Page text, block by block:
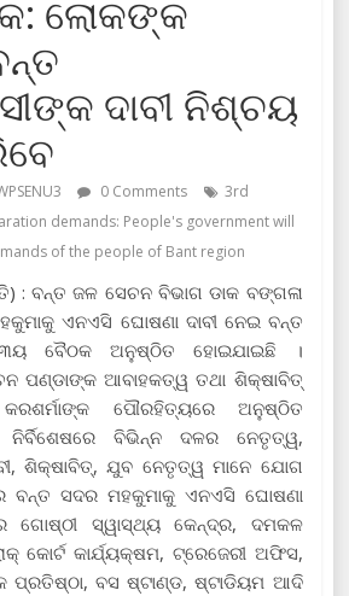
ଲୋକଙ୍କ
ଦାବୀ ନିଶ୍ଚୟ
0 Comments
3rd
demands: People's government will
of the people of Bant region
: ବନ୍ତ ଜଳ ସେଚନ ବିଭାଗ ଡାକ ବଙ୍ଗଳା
ଏନଏସି ଘୋଷଣା ଦାବୀ ନେଇ ବନ୍ତ
ବୈଠକ ଅନୁଷ୍ଠିତ ହୋଇଯାଇଛି ।
ପଣ୍ଡାଙ୍କ ଆବାହକତ୍ୱ ତଥା ଶିକ୍ଷାବିତ୍
ପୌରହିତ୍ୟରେ ଅନୁଷ୍ଠିତ
ବିଭିନ୍ନ ଦଳର ନେତୃତ୍ୱ,
ଶିକ୍ଷାବିତ୍‌, ଯୁବ ନେତୃତ୍ୱ ମାନେ ଯୋଗ
ବନ୍ତ ସଦର ମହକୁମାକୁ ଏନଏସି ଘୋଷଣା
ଗୋଷ୍ଠୀ ସ୍ୱାସ୍ଥ୍ୟ କେନ୍ଦ୍ର, ଦମକଳ
କୋର୍ଟ କାର୍ଯ୍ୟକ୍ଷମ, ଟ୍ରେଜେରୀ ଅଫିସ,
ପ୍ରତିଷ୍ଠା, ବସ ଷ୍ଟାଣ୍ଡ, ଷ୍ଟାଡିୟମ ଆଦି